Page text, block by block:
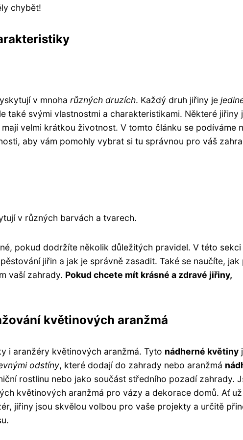
chybět!
v mnoha různých druzích. Každý druh jiřiny je
také svými vlastnostmi a charakteristikami. Některé jiřiny
velmi krátkou životnost. V tomto článku se podíváme
aby vám pomohly vybrat si tu správnou pro váš
v různých barvách a tvarech.
pokud dodržíte několik důležitých pravidel. V této sekci
jiřin a jak je správně zasadit. Také se naučíte, jak
vaší zahrady. Pokud chcete mít krásné a zdravé jiřiny,
květinových aranžmá
i aranžéry květinových aranžmá. Tyto nádherné květiny
odstíny, které dodají do zahrady nebo aranžmá
rostlinu nebo jako součást středního pozadí zahrady.
květinových aranžmá pro vázy a dekorace domů. Ať
jiřiny jsou skvělou volbou pro vaše projekty a určitě